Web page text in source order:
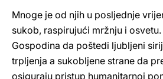
Mnoge je od njih u posljednje
sukob, raspirujući mržnju i
Gospodina da poštedi ljubljeni
trpljenja a sukobljene strane da
osiguraju pristup humanitarnoj